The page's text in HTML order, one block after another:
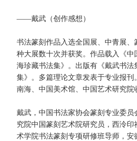
——戴武（创作感想）
书法篆刻作品入选全国展、中青展、
种大展数十次并获奖。作品载入《
海珍藏书法集》。出版有《戴武书法
集》。多篇理论文章发表于专业报刊
南海、中国美术馆、中国艺术研究院
戴武，中国书法家协会篆刻专业委
究院中国篆刻艺术院研究员，西泠
术学院书法篆刻专项研修班导师，